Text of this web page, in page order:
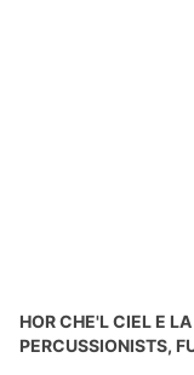
HOR CHE'L CIEL E
PERCUSSIONISTS,